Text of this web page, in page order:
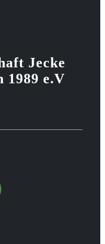
Jecke
1989 e.V